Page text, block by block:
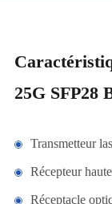
25G SFP28
Transmetteur
Récepteur
Réceptacle